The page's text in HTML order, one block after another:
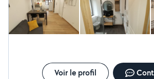
Voir le profil